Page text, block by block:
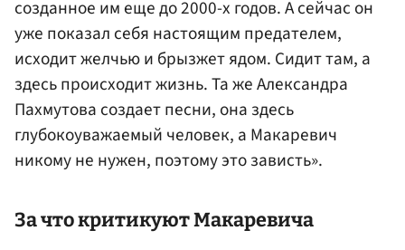
созданное им еще до 2000-х годов. А сейчас он
уже показал себя настоящим предателем,
исходит желчью и брызжет ядом. Сидит там, а
здесь происходит жизнь. Та же Александра
Пахмутова создает песни, она здесь
глубокоуважаемый человек, а Макаревич
никому не нужен, поэтому это зависть».
За что критикуют Макаревича